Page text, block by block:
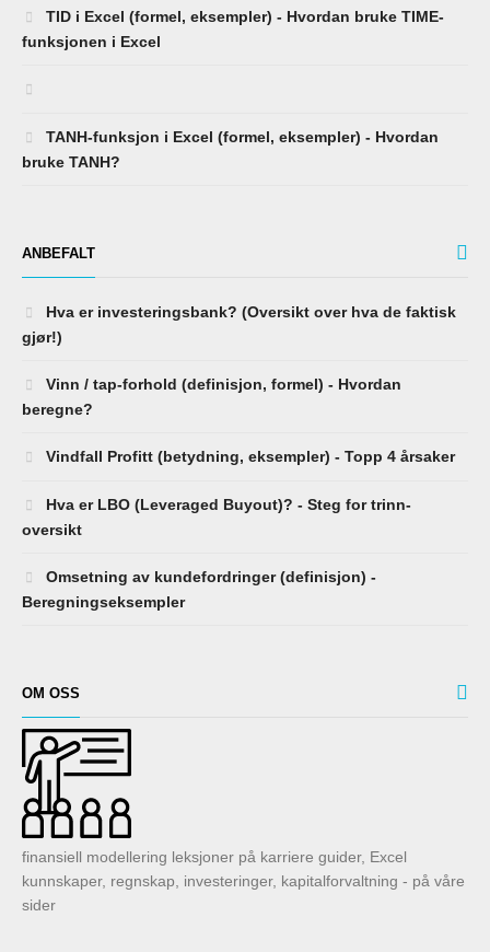
TID i Excel (formel, eksempler) - Hvordan bruke TIME-
funksjonen i Excel
TANH-funksjon i Excel (formel, eksempler) - Hvordan
bruke TANH?
ANBEFALT
Hva er investeringsbank? (Oversikt over hva de faktisk
gjør!)
Vinn / tap-forhold (definisjon, formel) - Hvordan
beregne?
Vindfall Profitt (betydning, eksempler) - Topp 4 årsaker
Hva er LBO (Leveraged Buyout)? - Steg for trinn-
oversikt
Omsetning av kundefordringer (definisjon) -
Beregningseksempler
OM OSS
finansiell modellering leksjoner på karriere guider, Excel
kunnskaper, regnskap, investeringer, kapitalforvaltning - på våre
sider